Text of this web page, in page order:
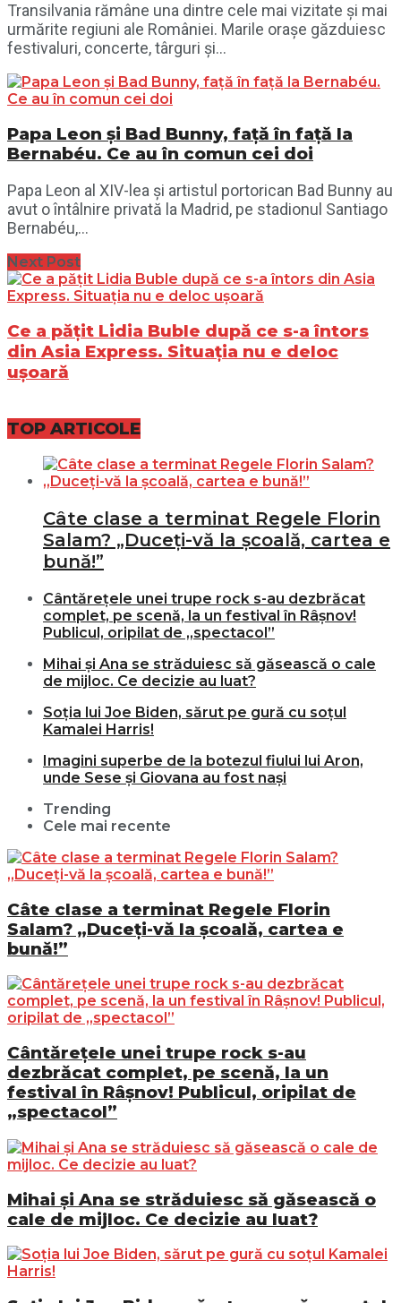
Transilvania rămâne una dintre cele mai vizitate și mai
urmărite regiuni ale României. Marile orașe găzduiesc
festivaluri, concerte, târguri și...
Papa Leon și Bad Bunny, față în față la
Bernabéu. Ce au în comun cei doi
Papa Leon al XIV-lea și artistul portorican Bad Bunny au
avut o întâlnire privată la Madrid, pe stadionul Santiago
Bernabéu,...
Next Post
Ce a pățit Lidia Buble după ce s-a întors
din Asia Express. Situația nu e deloc
ușoară
TOP ARTICOLE
Câte clase a terminat Regele Florin
Salam? „Duceți-vă la școală, cartea e
bună!”
Cântărețele unei trupe rock s-au dezbrăcat
complet, pe scenă, la un festival în Râșnov!
Publicul, oripilat de „spectacol”
Mihai și Ana se străduiesc să găsească o cale
de mijloc. Ce decizie au luat?
Soția lui Joe Biden, sărut pe gură cu soțul
Kamalei Harris!
Imagini superbe de la botezul fiului lui Aron,
unde Sese și Giovana au fost nași
Trending
Cele mai recente
Câte clase a terminat Regele Florin
Salam? „Duceți-vă la școală, cartea e
bună!”
Cântărețele unei trupe rock s-au
dezbrăcat complet, pe scenă, la un
festival în Râșnov! Publicul, oripilat de
„spectacol”
Mihai și Ana se străduiesc să găsească o
cale de mijloc. Ce decizie au luat?